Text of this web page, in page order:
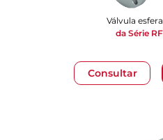
Consultar
Válvula
da Série